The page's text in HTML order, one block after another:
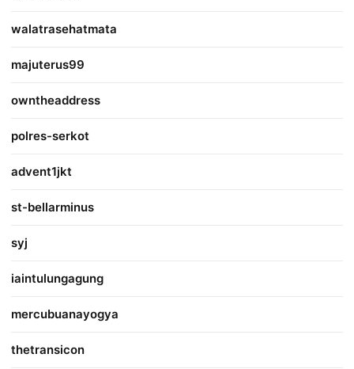
walatrasehatmata
majuterus99
owntheaddress
polres-serkot
advent1jkt
st-bellarminus
syj
iaintulungagung
mercubuanayogya
thetransicon